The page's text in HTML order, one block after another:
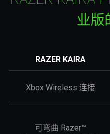
业版
RAZER KAIRA
Xbox Wireless 连接
可弯曲 Razer™